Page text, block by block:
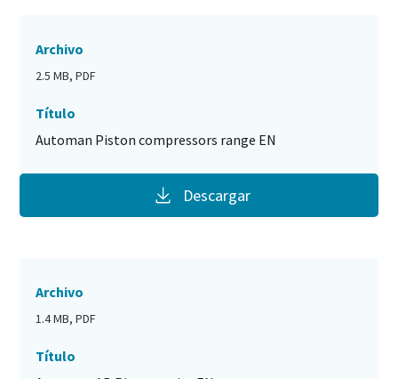
Archivo
2.5 MB, PDF
Título
Automan Piston compressors range EN
Descargar
Archivo
1.4 MB, PDF
Título